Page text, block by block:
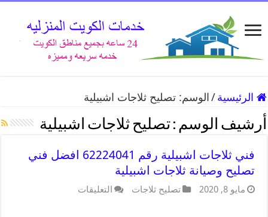
الرئيسية / الوسم:تصليح ثلاجات اشبيلية
أرشيف الوسم :تصليح ثلاجات اشبيلية
فني ثلاجات اشبيلية رقم 62224041 افضل فني
تصليح وصيانة ثلاجات اشبيلية
مايو 8, 2020 تصليح ثلاجات التعليقات